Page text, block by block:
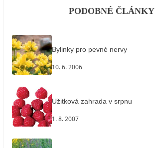
PODOBNÉ ČLÁNKY
Bylinky pro pevné nervy
10. 6. 2006
Užitková zahrada v srpnu
1. 8. 2007